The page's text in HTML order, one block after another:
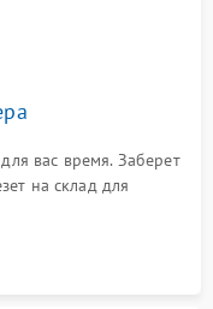
вас время. Заберет
на склад для